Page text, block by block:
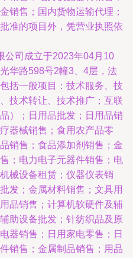
销售；国内货物运输代理；
准的项目外，凭营业执照依
公司成立于2023年04月10
华路598号2幢3、4层，法
括一般项目：技术服务、技
技术转让、技术推广；互联
）；日用品批发；日用品销
器械销售；食用农产品零
销售；食品添加剂销售；金
；电力电子元器件销售；电
械设备租赁；仪器仪表销
发；金属材料销售；文具用
品销售；计算机软硬件及辅
助设备批发；针纺织品及原
器销售；日用家电零售；日
销售；金属制品销售；用品